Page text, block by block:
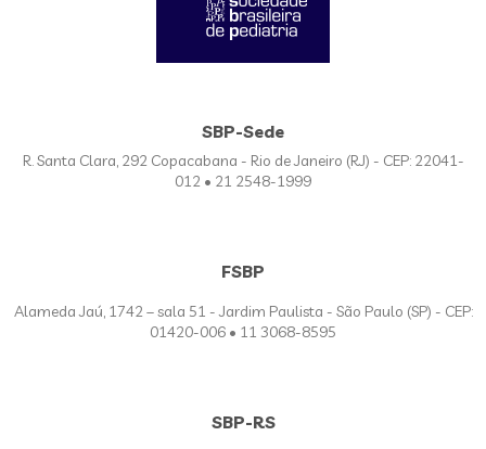
SBP-Sede
R. Santa Clara, 292 Copacabana - Rio de Janeiro (RJ) - CEP: 22041-
012 • 21 2548-1999
FSBP
Alameda Jaú, 1742 – sala 51 - Jardim Paulista - São Paulo (SP) - CEP:
01420-006 • 11 3068-8595
SBP-RS